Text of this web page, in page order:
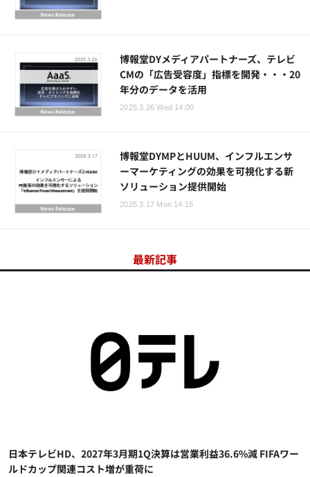
博報堂DYメディアパートナーズ、テレビ
CMの「広告受容度」指標を開発・・・20
年分のデータを活用
2025.3.26 Wed 14:00
博報堂DYMPとHUUM、インフルエンサ
ーマーケティングの効果を可視化する新
ソリューション提供開始
2025.3.17 Mon 14:15
最新記事
日本テレビHD、2027年3月期1Q決算は営業利益36.6%減 FIFAワー
ルドカップ関連コスト増が重荷に